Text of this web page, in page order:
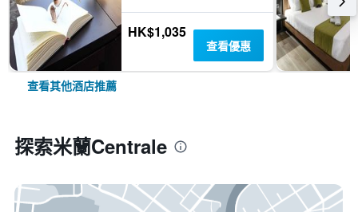
HK$1,035
查看優惠
查看其他酒店推薦
探索米蘭Centrale